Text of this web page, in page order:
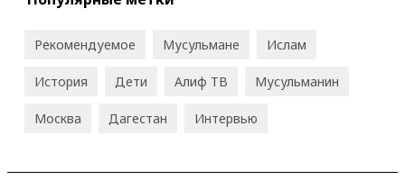
Рекомендуемое Мусульмане Ислам
История Дети Алиф ТВ Мусульманин
Москва Дагестан Интервью